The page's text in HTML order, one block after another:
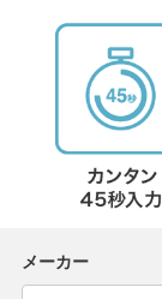
メーカー